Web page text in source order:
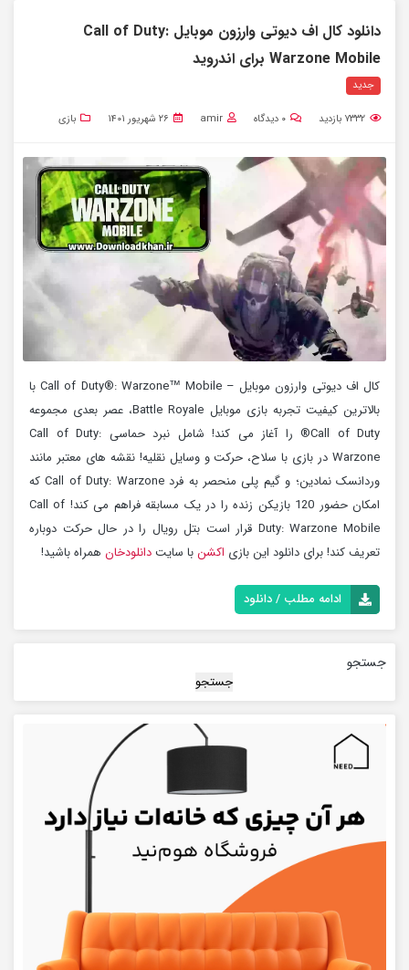
دانلود کال اف دیوتی وارزون موبایل Call of Duty:
Warzone Mobile برای اندروید
جدید
۷۳۳۲ بازدید ۰ دیدگاه amir ۲۶ شهریور ۱۴۰۱ بازی
کال اف دیوتی وارزون موبایل – Call of Duty®: Warzone™ Mobile با
بالاترین کیفیت تجربه بازی موبایل Battle Royale، عصر بعدی مجموعه
Call of Duty® را آغاز می کند! شامل نبرد حماسی Call of Duty:
Warzone در بازی با سلاح، حرکت و وسایل نقلیه! نقشه های معتبر مانند
وردانسک نمادین؛ و گیم پلی منحصر به فرد Call of Duty: Warzone که
امکان حضور 120 بازیکن زنده را در یک مسابقه فراهم می کند! Call of
Duty: Warzone Mobile قرار است بتل رویال را در حال حرکت دوباره
تعریف کند! برای دانلود این بازی اکشنبا سایتدانلودخان همراه باشید!
ادامه مطلب / دانلود
جستجو
جستجو